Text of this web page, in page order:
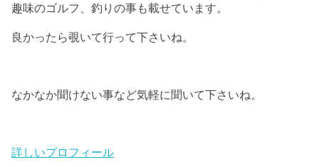
趣味のゴルフ、釣りの事も載せています。
良かったら覗いて行って下さいね。
なかなか聞けない事など気軽に聞いて下さいね。
詳しいプロフィール